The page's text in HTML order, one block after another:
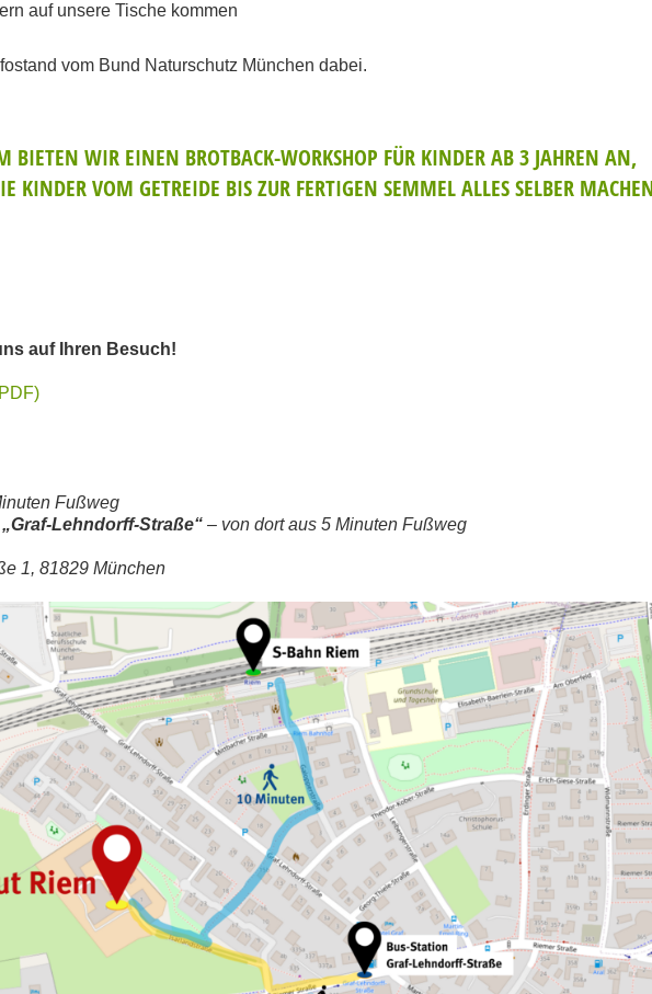
auf unsere Tische kommen
vom Bund Naturschutz München dabei.⁠
BIETEN WIR EINEN BROTBACK-WORKSHOP F ÜR KINDER AB 3 JAHREN AN,
KINDER VOM GETREIDE BIS ZUR FERTIGEN SEMMEL ALLES SELBER
auf Ihren Besuch!
Fußweg
„Graf-Lehndorff-Straße“ – von dort aus 5 Minuten Fußweg
1, 81829 München